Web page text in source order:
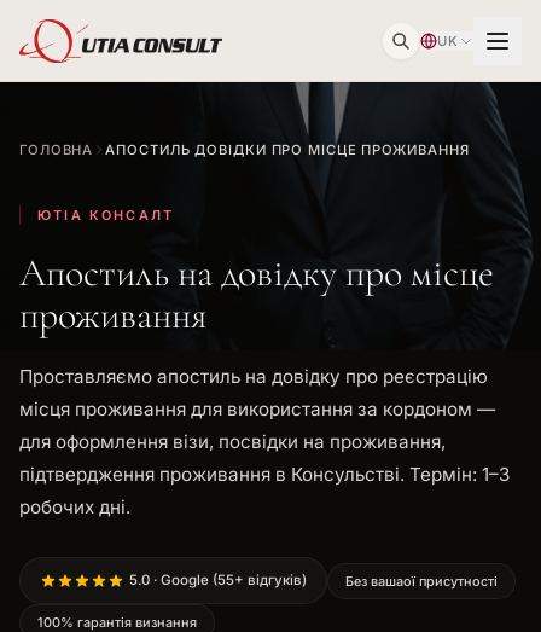
UK
ГОЛОВНА АПОСТИЛЬ ДОВІДКИ ПРО МІСЦЕ ПРОЖИВАННЯ
ЮТІА КОНСАЛТ
Апостиль на довідку про місце
проживання
Проставляємо апостиль на довідку про реєстрацію
місця проживання для використання за кордоном —
для оформлення візи, посвідки на проживання,
підтвердження проживання в Консульстві. Термін: 1–3
робочих дні.
5.0 · Google (55+ відгуків) Без вашаої присутності
100% гарантія визнання